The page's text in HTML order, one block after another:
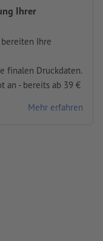
Ihrer
Ihre
finalen Druckdaten.
an - bereits ab 39 €
Mehr erfahren